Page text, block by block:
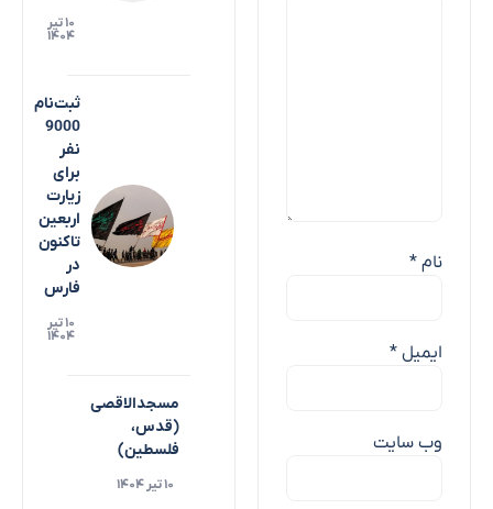
نام *
ایمیل *
وب‌ سایت
۱۰ تیر
۱۴۰۴
ثبت‌نام
9000
نفر
برای
زیارت
اربعین
تاکنون
در
فارس
۱۰ تیر
۱۴۰۴
مسجدالاقصی
(قدس،
فلسطین)
۱۰ تیر ۱۴۰۴